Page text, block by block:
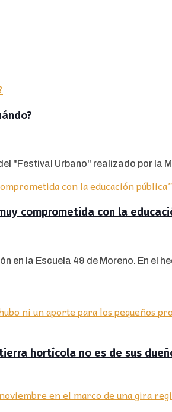
"Festival Urbano" realizado por la
comprometida con la
en la Escuela 49 de Moreno. En el
hortícola no es de sus